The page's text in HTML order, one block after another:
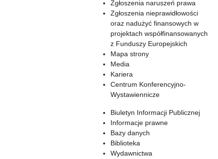
Zgłoszenia naruszeń prawa
Zgłoszenia nieprawidłowości
oraz nadużyć finansowych w
projektach współfinansowanych
z Funduszy Europejskich
Mapa strony
Media
Kariera
Centrum Konferencyjno-
Wystawiennicze
Biuletyn Informacji Publicznej
Informacje prawne
Bazy danych
Biblioteka
Wydawnictwa